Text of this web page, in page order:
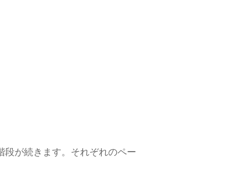
段が続きます。それぞれのペー